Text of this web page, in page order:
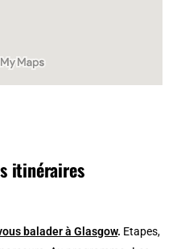
itinéraires
balader à Glasgow. Etapes,